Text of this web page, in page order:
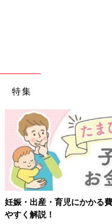
特集
児にかかる費用やもらえる